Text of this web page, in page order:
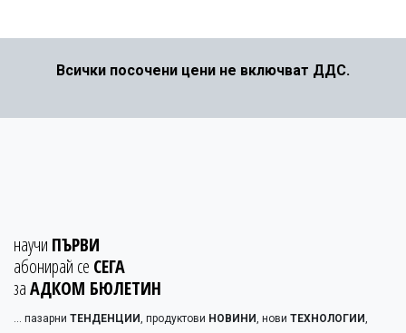
Всички посочени цени не включват ДДС.
научи ПЪРВИ
абонирай се СЕГА
заАДКОМ БЮЛЕТИН
... пазарни ТЕНДЕНЦИИ, продуктови НОВИНИ, нови ТЕХНОЛОГИИ,